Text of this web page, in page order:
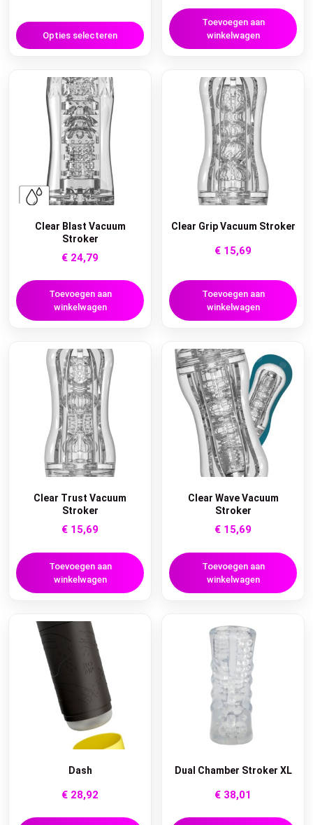
Opties selecteren
Toevoegen aan
winkelwagen
Clear Blast Vacuum
Stroker
€ 24,79
Toevoegen aan
winkelwagen
Clear Grip Vacuum Stroker
€ 15,69
Toevoegen aan
winkelwagen
Clear Trust Vacuum
Stroker
€ 15,69
Toevoegen aan
winkelwagen
Clear Wave Vacuum
Stroker
€ 15,69
Toevoegen aan
winkelwagen
Dash
€ 28,92
Dual Chamber Stroker XL
€ 38,01